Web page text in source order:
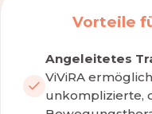
Vorteile
Angeleitetes
ViViRA
unkomplizierte,